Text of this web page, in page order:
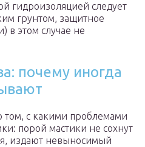
гидроизоляцией следует
грунтом, защитное
в этом случае не
почему иногда
с какими проблемами
порой мастики не сохнут
издают невыносимый